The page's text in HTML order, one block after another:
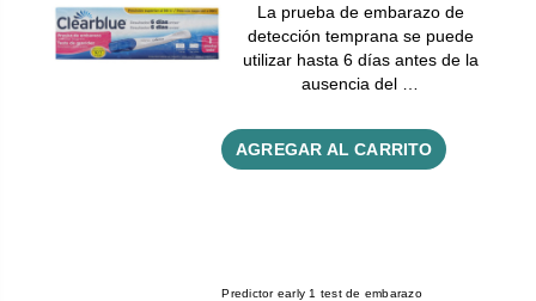
La prueba de embarazo de
detección temprana se puede
utilizar hasta 6 días antes de la
ausencia del …
AGREGAR AL CARRITO
Predictor early 1 test de embarazo